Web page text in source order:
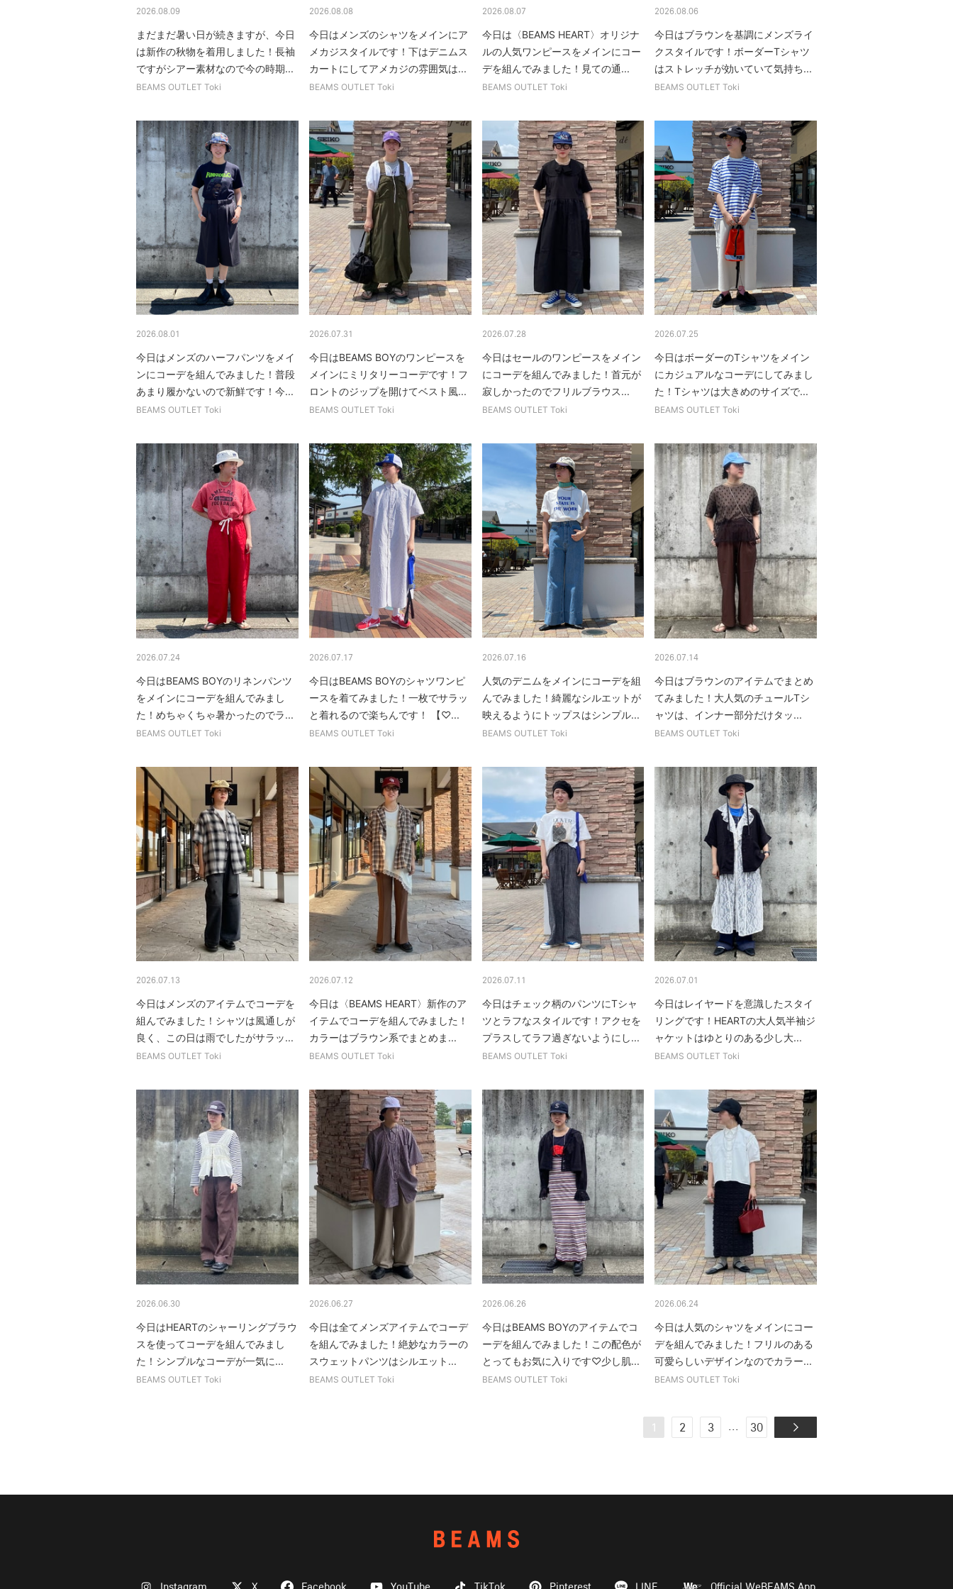
2026.08.09
まだまだ暑い日が続きますが、今日
は新作の秋物を着用しました！長袖
ですがシアー素材なので今の時期...
BEAMS OUTLET Toki
2026.08.08
今日はメンズのシャツをメインにア
メカジスタイルです！下はデニムス
カートにしてアメカジの雰囲気は...
BEAMS OUTLET Toki
2026.08.07
今日は〈BEAMS HEART〉オリジナ
ルの人気ワンピースをメインにコー
デを組んでみました！見ての通...
BEAMS OUTLET Toki
2026.08.06
今日はブラウンを基調にメンズライ
クスタイルです！ボーダーTシャツ
はストレッチが効いていて気持ち...
BEAMS OUTLET Toki
2026.08.01
今日はメンズのハーフパンツをメイ
ンにコーデを組んでみました！普段
あまり履かないので新鮮です！今...
BEAMS OUTLET Toki
2026.07.31
今日はBEAMS BOYのワンピースを
メインにミリタリーコーデです！フ
ロントのジップを開けてベスト風...
BEAMS OUTLET Toki
2026.07.28
今日はセールのワンピースをメイン
にコーデを組んでみました！首元が
寂しかったのでフリルブラウス...
BEAMS OUTLET Toki
2026.07.25
今日はボーダーのTシャツをメイン
にカジュアルなコーデにしてみまし
た！Tシャツは大きめのサイズで...
BEAMS OUTLET Toki
2026.07.24
今日はBEAMS BOYのリネンパンツ
をメインにコーデを組んでみまし
た！めちゃくちゃ暑かったのでラ...
BEAMS OUTLET Toki
2026.07.17
今日はBEAMS BOYのシャツワンピ
ースを着てみました！一枚でサラッ
と着れるので楽ちんです！ 【♡...
BEAMS OUTLET Toki
2026.07.16
人気のデニムをメインにコーデを組
んでみました！綺麗なシルエットが
映えるようにトップスはシンプル...
BEAMS OUTLET Toki
2026.07.14
今日はブラウンのアイテムでまとめ
てみました！大人気のチュールTシ
ャツは、インナー部分だけタッ...
BEAMS OUTLET Toki
2026.07.13
今日はメンズのアイテムでコーデを
組んでみました！シャツは風通しが
良く、この日は雨でしたがサラッ...
BEAMS OUTLET Toki
2026.07.12
今日は〈BEAMS HEART〉新作のア
イテムでコーデを組んでみました！
カラーはブラウン系でまとめま...
BEAMS OUTLET Toki
2026.07.11
今日はチェック柄のパンツにTシャ
ツとラフなスタイルです！アクセを
プラスしてラフ過ぎないようにし...
BEAMS OUTLET Toki
2026.07.01
今日はレイヤードを意識したスタイ
リングです！HEARTの大人気半袖ジ
ャケットはゆとりのある少し大...
BEAMS OUTLET Toki
2026.06.30
今日はHEARTのシャーリングブラウ
スを使ってコーデを組んでみまし
た！シンプルなコーデが一気に...
BEAMS OUTLET Toki
2026.06.27
今日は全てメンズアイテムでコーデ
を組んでみました！絶妙なカラーの
スウェットパンツはシルエット...
BEAMS OUTLET Toki
2026.06.26
今日はBEAMS BOYのアイテムでコ
ーデを組んでみました！この配色が
とってもお気に入りです♡少し肌...
BEAMS OUTLET Toki
2026.06.24
今日は人気のシャツをメインにコー
デを組んでみました！フリルのある
可愛らしいデザインなのでカラー...
BEAMS OUTLET Toki
1 2 3 ... 30